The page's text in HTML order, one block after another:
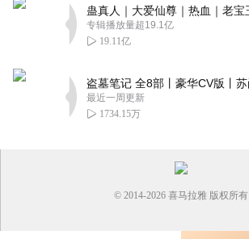
专辑播放量超19.1亿
19.11亿
最近一周更新
1734.15万
© 2014-2026 喜马拉雅 版权所有